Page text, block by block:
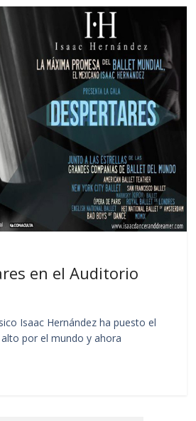
en el Auditorio
Isaac Hernández ha puesto el
por el mundo y ahora